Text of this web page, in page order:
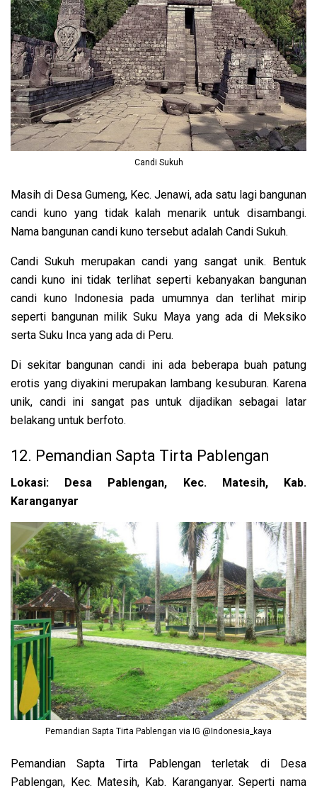
Candi Sukuh
Masih di Desa Gumeng, Kec. Jenawi, ada satu lagi bangunan
candi kuno yang tidak kalah menarik untuk disambangi.
Nama bangunan candi kuno tersebut adalah Candi Sukuh.
Candi Sukuh merupakan candi yang sangat unik. Bentuk
candi kuno ini tidak terlihat seperti kebanyakan bangunan
candi kuno Indonesia pada umumnya dan terlihat mirip
seperti bangunan milik Suku Maya yang ada di Meksiko
serta Suku Inca yang ada di Peru.
Di sekitar bangunan candi ini ada beberapa buah patung
erotis yang diyakini merupakan lambang kesuburan. Karena
unik, candi ini sangat pas untuk dijadikan sebagai latar
belakang untuk berfoto.
12. Pemandian Sapta Tirta Pablengan
Lokasi: Desa Pablengan, Kec. Matesih, Kab.
Karanganyar
Pemandian Sapta Tirta Pablengan via IG @Indonesia_kaya
Pemandian Sapta Tirta Pablengan terletak di Desa
Pablengan, Kec. Matesih, Kab. Karanganyar. Seperti nama